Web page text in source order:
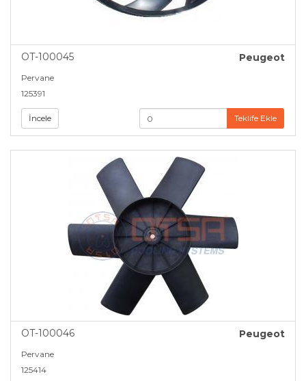
OT-100045 Peugeot
Pervane
125391
İncele Teklife Ekle
OT-100046 Peugeot
Pervane
125414